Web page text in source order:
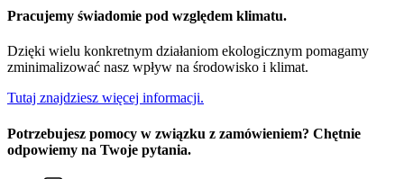
Pracujemy świadomie pod względem klimatu.
Dzięki wielu konkretnym działaniom ekologicznym pomagamy
zminimalizować nasz wpływ na środowisko i klimat.
Tutaj znajdziesz więcej informacji.
Potrzebujesz pomocy w związku z zamówieniem? Chętnie
odpowiemy na Twoje pytania.